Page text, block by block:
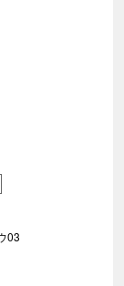
03